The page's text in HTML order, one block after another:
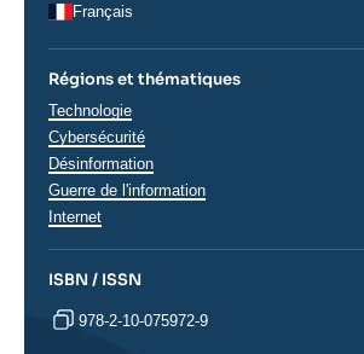
Français
Régions et thématiques
Thématiques
analyses
Technologie
Cybersécurité
Désinformation
Guerre de l'information
Internet
ISBN / ISSN
978-2-10-075972-9